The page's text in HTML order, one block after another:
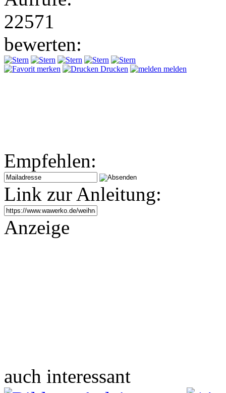
22571
bewerten:
merken Drucken melden
Empfehlen:
Link zur Anleitung:
Anzeige
auch interessant